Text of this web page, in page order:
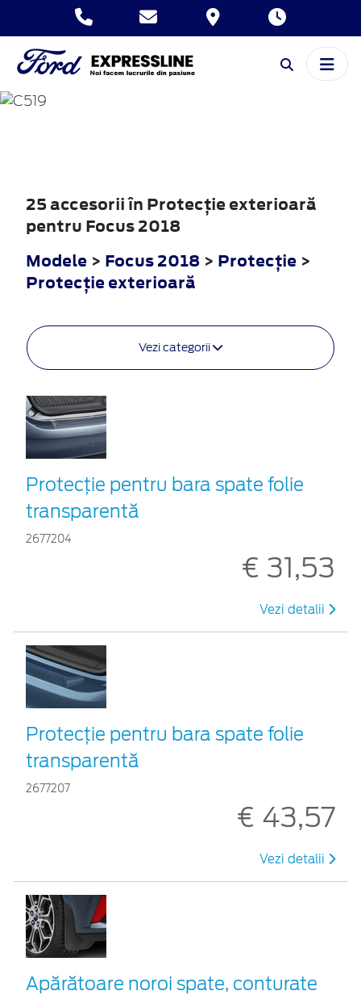
FOCUS
25 accesorii în Protecţie exterioară
pentru Focus 2018
Modele > Focus 2018 > Protecţie >
Protecţie exterioară
Vezi categorii
Protecţie pentru bara spate folie
transparentă
2677204
€ 31,53
Vezi detalii
Protecţie pentru bara spate folie
transparentă
2677207
€ 43,57
Vezi detalii
Apărătoare noroi spate, conturate